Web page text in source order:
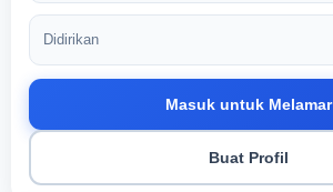
Didirikan
Masuk untuk Melamar
Buat Profil